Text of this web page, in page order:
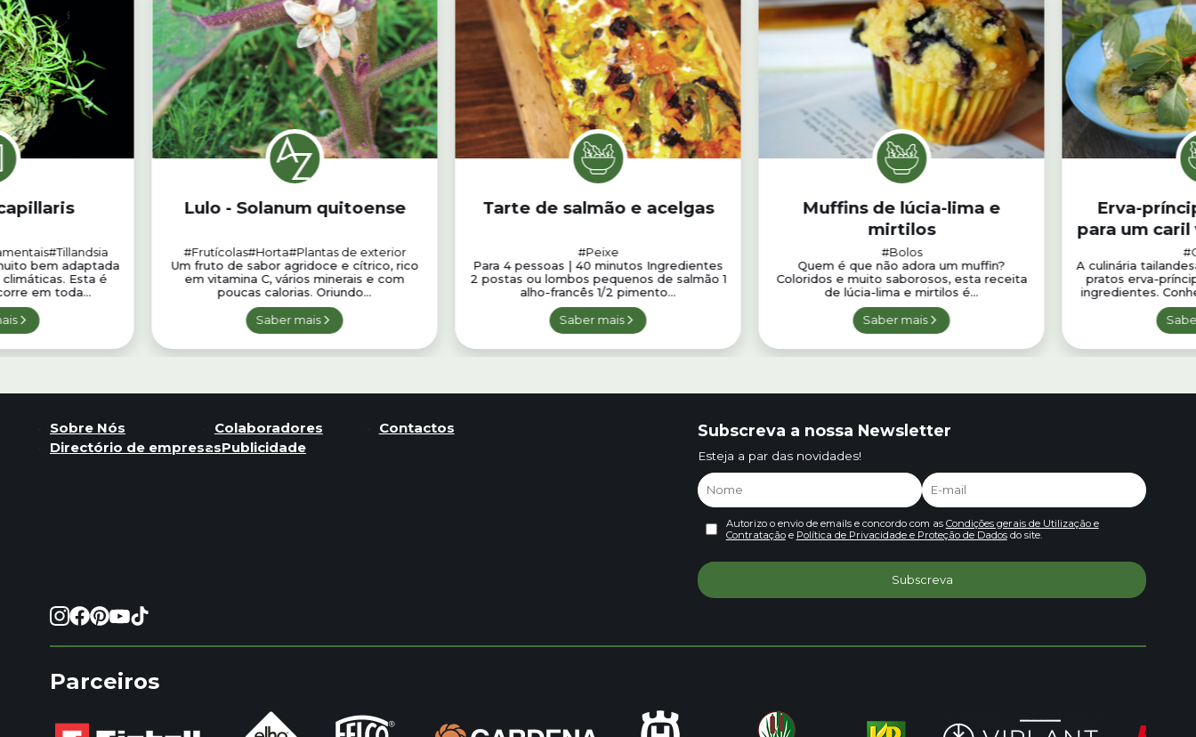
#Tillandsia
bem adaptada
Esta é
em toda...
Lulo - Solanum quitoense
#Frutícolas#Horta#Plantas de exterior
Um fruto de sabor agridoce e cítrico, rico
em vitamina C, vários minerais e com
poucas calorias. Oriundo...
Saber mais
Tarte de salmão e acelgas
#Peixe
Para 4 pessoas | 40 minutos Ingredientes
2 postas ou lombos pequenos de salmão 1
alho-francês 1/2 pimento...
Saber mais
Muffins de lúcia-lima e
mirtilos
#Bolos
Quem é que não adora um muffin?
Coloridos e muito saborosos, esta receita
de lúcia-lima e mirtilos é...
Saber mais
Erva-
para um
A culinária
pratos erva-
ingredientes.
Sobre Nós Colaboradores
Contactos
Directório de empresasPublicidade
Subscreva a nossa Newsletter
Esteja a par das novidades!
Autorizo o envio de emails e concordo com as Condições gerais de Utilização e
Contrataçãoe Política de Privacidade e Proteção de Dadosdo site.
Parceiros